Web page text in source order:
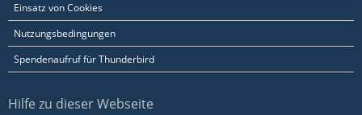
Einsatz von Cookies
Nutzungsbedingungen
Spendenaufruf für Thunderbird
Hilfe zu dieser Webseite